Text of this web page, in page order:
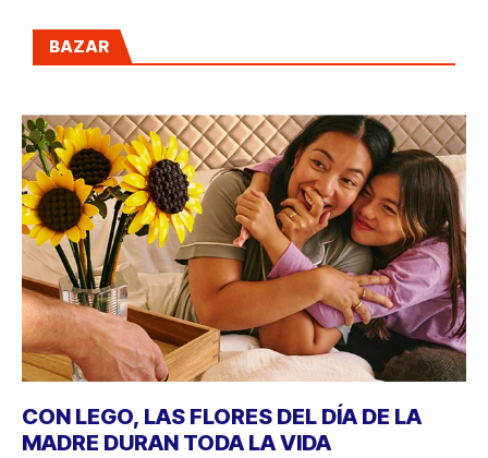
BAZAR
CON LEGO, LAS FLORES DEL DÍA DE LA
MADRE DURAN TODA LA VIDA